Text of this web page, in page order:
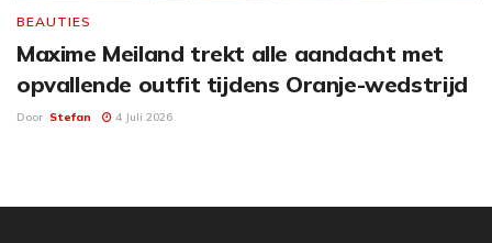
BEAUTIES
Maxime Meiland trekt alle aandacht met
opvallende outfit tijdens Oranje-wedstrijd
Door Stefan 4 Juli 2026